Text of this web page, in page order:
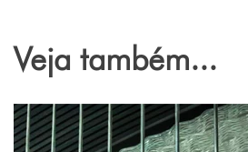
Veja também...